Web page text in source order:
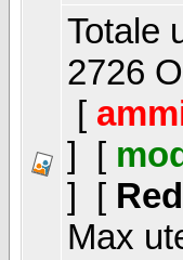
Totale
2726
[
] [
] [
Max